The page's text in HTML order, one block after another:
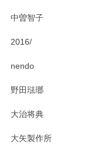
中曽智子
2016/
nendo
野田琺瑯
大治将典
大矢製作所